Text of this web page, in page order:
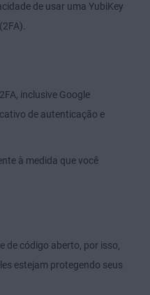
de usar uma YubiKey
inclusive Google
de autenticação e
à medida que você
de código aberto, por isso,
estejam protegendo seus